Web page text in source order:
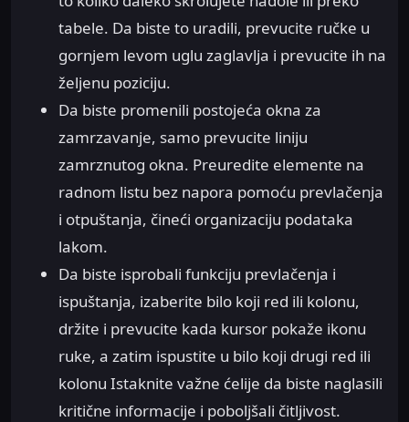
tabele. Da biste to uradili, prevucite ručke u
gornjem levom uglu zaglavlja i prevucite ih na
željenu poziciju.
Da biste promenili postojeća okna za
zamrzavanje, samo prevucite liniju
zamrznutog okna. Preuredite elemente na
radnom listu bez napora pomoću prevlačenja
i otpuštanja, čineći organizaciju podataka
lakom.
Da biste isprobali funkciju prevlačenja i
ispuštanja, izaberite bilo koji red ili kolonu,
držite i prevucite kada kursor pokaže ikonu
ruke, a zatim ispustite u bilo koji drugi red ili
kolonu Istaknite važne ćelije da biste naglasili
kritične informacije i poboljšali čitljivost.